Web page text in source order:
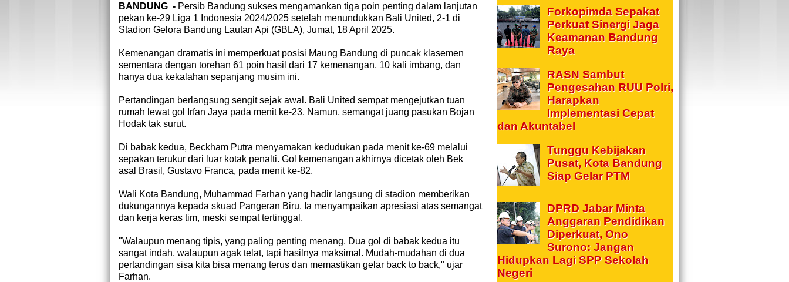
BANDUNG - Persib Bandung sukses mengamankan tiga poin penting dalam lanjutan
pekan ke-29 Liga 1 Indonesia 2024/2025 setelah menundukkan Bali United, 2-1 di
Stadion Gelora Bandung Lautan Api (GBLA), Jumat, 18 April 2025.
Kemenangan dramatis ini memperkuat posisi Maung Bandung di puncak klasemen
sementara dengan torehan 61 poin hasil dari 17 kemenangan, 10 kali imbang, dan
hanya dua kekalahan sepanjang musim ini.
Pertandingan berlangsung sengit sejak awal. Bali United sempat mengejutkan tuan
rumah lewat gol Irfan Jaya pada menit ke-23. Namun, semangat juang pasukan Bojan
Hodak tak surut.
Di babak kedua, Beckham Putra menyamakan kedudukan pada menit ke-69 melalui
sepakan terukur dari luar kotak penalti. Gol kemenangan akhirnya dicetak oleh Bek
asal Brasil, Gustavo Franca, pada menit ke-82.
Wali Kota Bandung, Muhammad Farhan yang hadir langsung di stadion memberikan
dukungannya kepada skuad Pangeran Biru. Ia menyampaikan apresiasi atas semangat
dan kerja keras tim, meski sempat tertinggal.
"Walaupun menang tipis, yang paling penting menang. Dua gol di babak kedua itu
sangat indah, walaupun agak telat, tapi hasilnya maksimal. Mudah-mudahan di dua
pertandingan sisa kita bisa menang terus dan memastikan gelar back to back," ujar
Farhan.
Forkopimda Sepakat
Perkuat Sinergi Jaga
Keamanan Bandung
Raya
RASN Sambut
Pengesahan RUU Polri,
Harapkan
Implementasi Cepat
dan Akuntabel
Tunggu Kebijakan
Pusat, Kota Bandung
Siap Gelar PTM
DPRD Jabar Minta
Anggaran Pendidikan
Diperkuat, Ono
Surono: Jangan
Hidupkan Lagi SPP Sekolah
Negeri